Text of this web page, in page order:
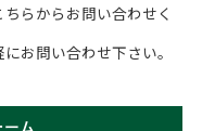
らからお問い合わせく
お問い合わせ下さい。
ム